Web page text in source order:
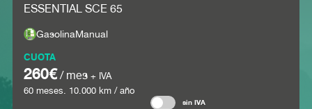
ESSENTIAL SCE 65
GasolinaManual
CUOTA
260€/ mes + IVA
60meses. 10.000km / año
sin IVA